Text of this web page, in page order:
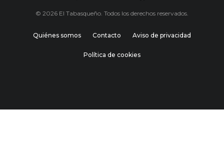
© 2026 El Tabasqueño. Todos los derechos reservados.
Quiénes somos Contacto Aviso de privacidad
Política de cookies